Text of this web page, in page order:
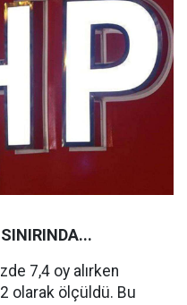
7,4 oy alırken
olarak ölçüldü. Bu